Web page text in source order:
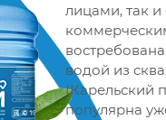
лицами, так
водой из
(Карельский
популярна